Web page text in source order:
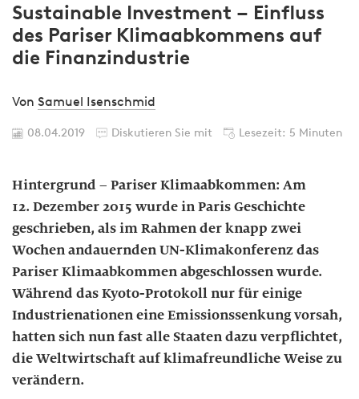
Sustainable Investment – Einfluss
des Pariser Klimaabkommens auf
die Finanzindustrie
Von Samuel Isenschmid
08.04.2019 Diskutieren Sie mit Lesezeit: 5 Minuten
Hintergrund – Pariser Klimaabkommen: Am
12. Dezember 2015 wurde in Paris Geschichte
geschrieben, als im Rahmen der knapp zwei
Wochen andauernden UN-Klimakonferenz das
Pariser Klimaabkommen abgeschlossen wurde.
Während das Kyoto-Protokoll nur für einige
Industrienationen eine Emissionssenkung vorsah,
hatten sich nun fast alle Staaten dazu verpflichtet,
die Weltwirtschaft auf klimafreundliche Weise zu
verändern.